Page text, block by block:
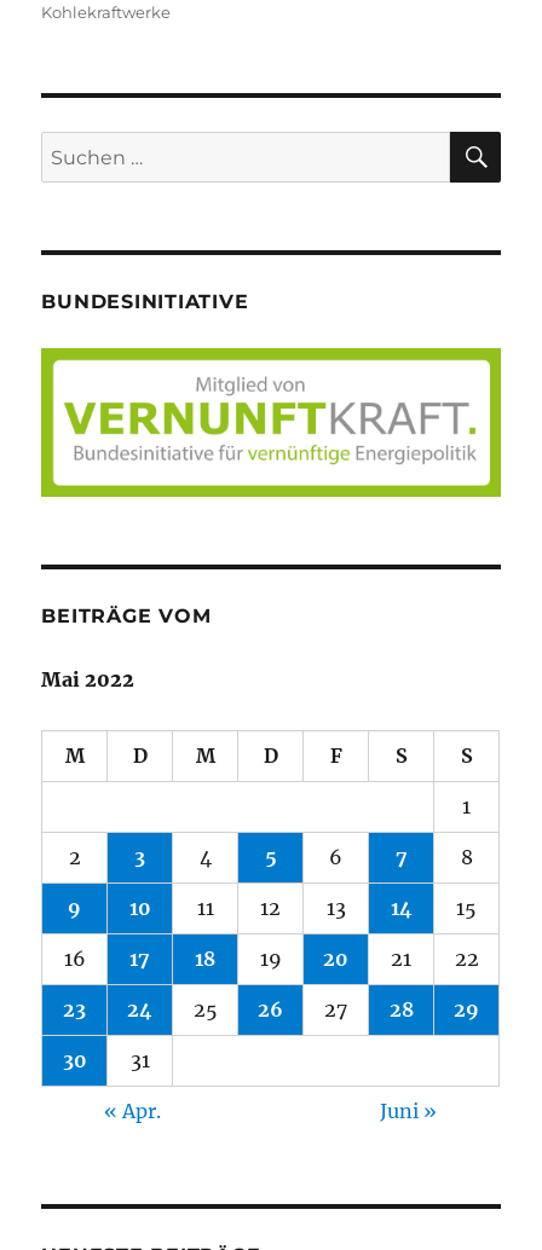
Kohlekraftwerke
Suche
nach:
BUNDESINITIATIVE
BEITRÄGE VOM
Mai 2022
M D M D F S S
1
2 3 4 5 6 7 8
9 10 11 12 13 14 15
16 17 18 19 20 21 22
23 24 25 26 27 28 29
30 31
« Apr. Juni »